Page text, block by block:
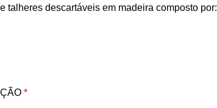
talheres descartáveis em madeira composto
*